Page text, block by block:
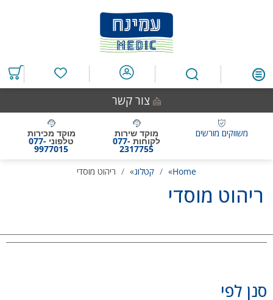
מוצרים
במועדפים
משווקים מורשים מוקד שירות
לקוחות 077-
2317755
מוקד מכירות
טלפוני 077-
9977015
צור קשר
Home
» קטלוג» ריהוט מוסדי
ריהוט מוסדי
סנן לפי